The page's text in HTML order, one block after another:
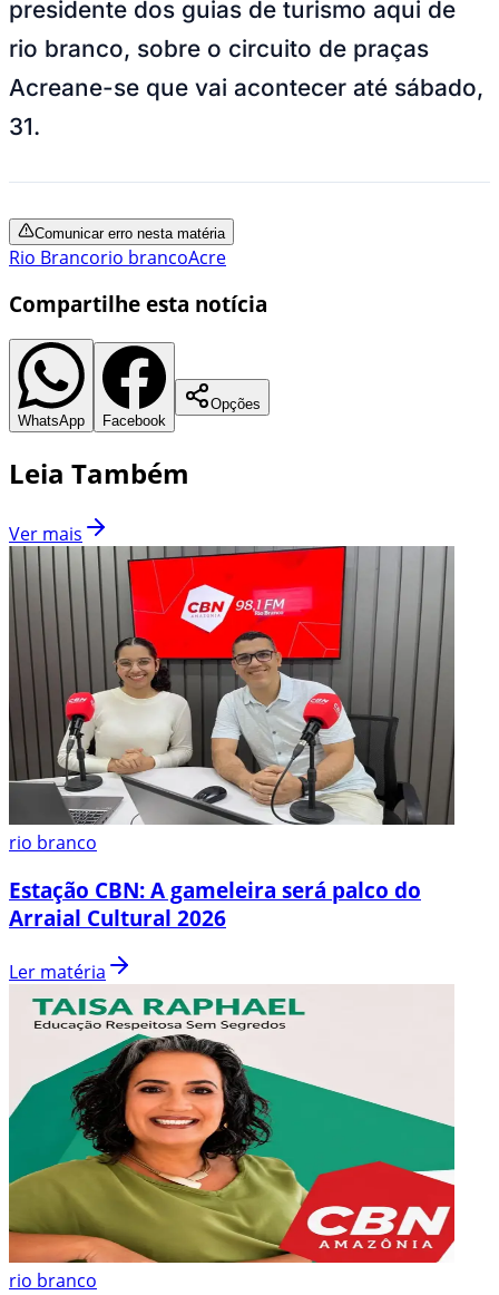
presidente dos guias de turismo aqui de
rio branco, sobre o circuito de praças
Acreane-se que vai acontecer até sábado,
31.
Comunicar erro nesta matéria
Rio Brancorio brancoAcre
Compartilhe esta notícia
WhatsApp Facebook
Opções
Leia Também
Ver mais
rio branco
Estação CBN: A gameleira será palco do
Arraial Cultural 2026
Ler matéria
rio branco